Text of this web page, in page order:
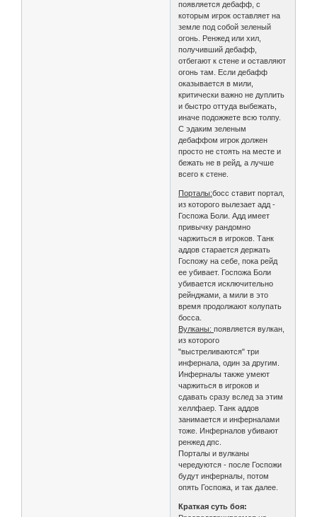
появляется дебафф, с
которым игрок оставляет на
земле под собой зеленый
огонь. Ренжед или хил,
получивший дебафф,
отбегают к стене и оставляют
огонь там. Если дебафф
оказывается в мили,
критически важно не дуплить
и быстро оттуда выбежать,
иначе подожжете всю толпу.
С эдаким зеленым
дебаффом игрок должен
просто не стоять на месте и
бежать не в рейд, а лучше
всего к стене.
Порталы:босс ставит портал,
из которого вылезает адд -
Госпожа Боли. Адд имеет
привычку рандомно
чаржиться в игроков. Танк
аддов старается держать
Госпожу на себе, пока рейд
ее убивает. Госпожа Боли
убивается исключительно
рейнджами, а мили в это
время продолжают колупать
босса.
Вулканы:появляется вулкан,
из которого
"выстреливаются" три
инфернала, один за другим.
Инферналы также умеют
чаржиться в игроков и
сдавать сразу вслед за этим
хеллфаер. Танк аддов
занимается и инферналами
тоже. Инферналов убивают
ренжед дпс.
Порталы и вулканы
чередуются - после Госпожи
будут инферналы, потом
опять Госпожа, и так далее.
Краткая суть боя: